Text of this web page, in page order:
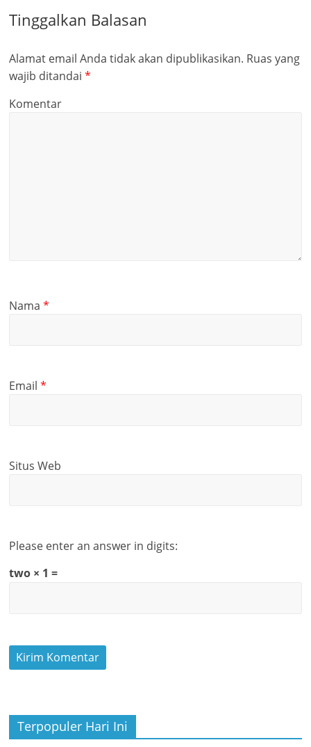
Tinggalkan Balasan
Alamat email Anda tidak akan dipublikasikan. Ruas yang
wajib ditandai*
Komentar
Nama*
Email*
Situs Web
Please enter an answer in digits:
two × 1 =
Terpopuler Hari Ini